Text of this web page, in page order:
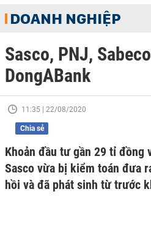
DOANH NGHIỆP
Sasco, PNJ,
DongABank
11:35 | 22/08/2020
Chia sẻ
Khoản đầu tư gần 29 tỉ đồng
Sasco vừa bị kiểm toán đưa
hồi và đã phát sinh từ trước